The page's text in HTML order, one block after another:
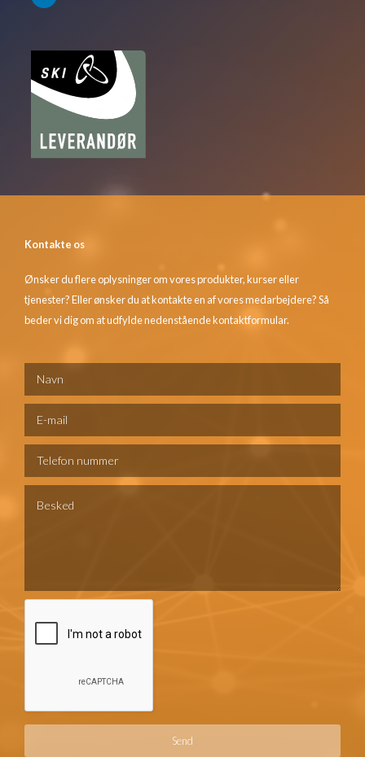
Kontakte os
Ønsker du flere oplysninger om vores produkter, kurser eller
tjenester? Eller ønsker du at kontakte en af vores medarbejdere? Så
beder vi dig om at udfylde nedenstående kontaktformular.